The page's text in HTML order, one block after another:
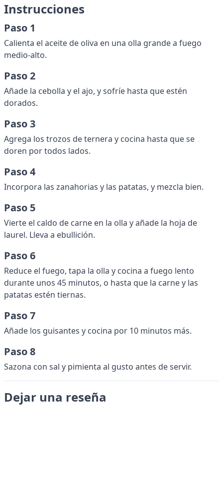
Instrucciones
Paso 1
Calienta el aceite de oliva en una olla grande a fuego
medio-alto.
Paso 2
Añade la cebolla y el ajo, y sofríe hasta que estén
dorados.
Paso 3
Agrega los trozos de ternera y cocina hasta que se
doren por todos lados.
Paso 4
Incorpora las zanahorias y las patatas, y mezcla bien.
Paso 5
Vierte el caldo de carne en la olla y añade la hoja de
laurel. Lleva a ebullición.
Paso 6
Reduce el fuego, tapa la olla y cocina a fuego lento
durante unos 45 minutos, o hasta que la carne y las
patatas estén tiernas.
Paso 7
Añade los guisantes y cocina por 10 minutos más.
Paso 8
Sazona con sal y pimienta al gusto antes de servir.
Dejar una reseña